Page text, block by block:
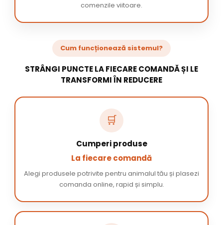
comenzile viitoare.
Cum funcționează sistemul?
STRÂNGI PUNCTE LA FIECARE COMANDĂ ȘI LE
TRANSFORMI ÎN REDUCERE
🛒
Cumperi produse
La fiecare comandă
Alegi produsele potrivite pentru animalul tău și plasezi
comanda online, rapid și simplu.